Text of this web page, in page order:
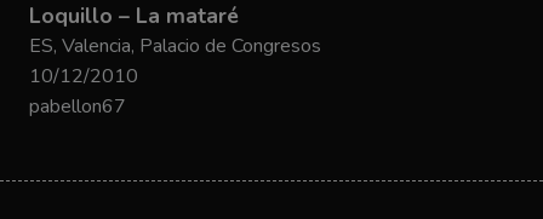
Loquillo – La mataré
ES, Valencia, Palacio de Congresos
10/12/2010
pabellon67